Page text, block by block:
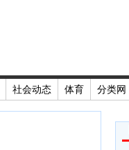
社会动态 体育 分类网